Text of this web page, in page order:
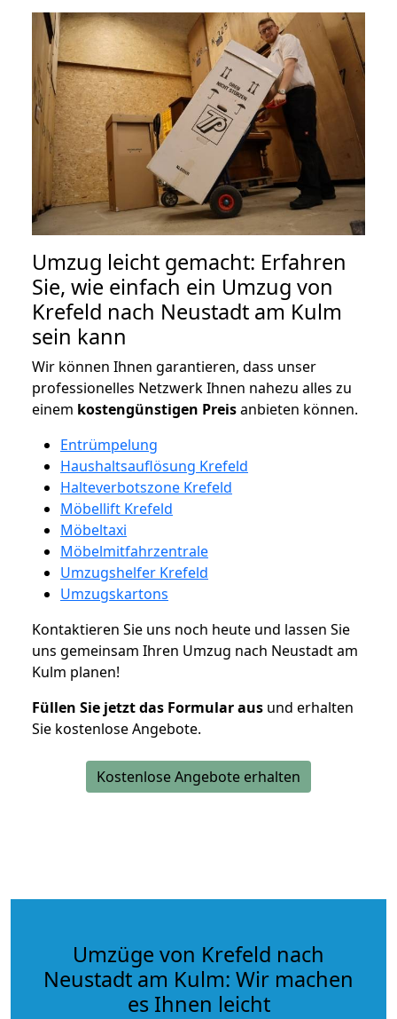
Umzug leicht gemacht: Erfahren
Sie, wie einfach ein Umzug von
Krefeld nach Neustadt am Kulm
sein kann
Wir können Ihnen garantieren, dass unser
professionelles Netzwerk Ihnen nahezu alles zu
einem kostengünstigen Preisanbieten können.
Entrümpelung
Haushaltsauflösung Krefeld
Halteverbotszone Krefeld
Möbellift Krefeld
Möbeltaxi
Möbelmitfahrzentrale
Umzugshelfer Krefeld
Umzugskartons
Kontaktieren Sie uns noch heute und lassen Sie
uns gemeinsam Ihren Umzug nach Neustadt am
Kulm planen!
Füllen Sie jetzt das Formular aus und erhalten
Sie kostenlose Angebote.
Kostenlose Angebote erhalten
Umzüge von Krefeld nach
Neustadt am Kulm: Wir machen
es Ihnen leicht